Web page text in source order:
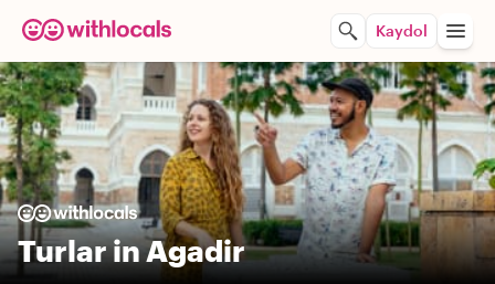
Kaydol
Turlar in Agadir